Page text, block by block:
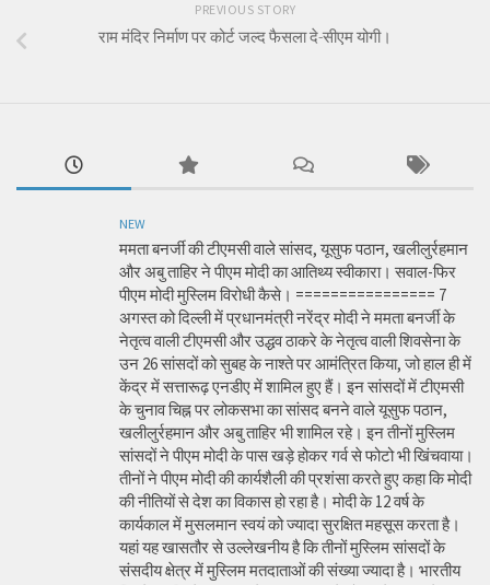
PREVIOUS STORY
राम मंदिर निर्माण पर कोर्ट जल्द फैसला दे-सीएम योगी।
NEW
ममता बनर्जी की टीएमसी वाले सांसद, यूसुफ पठान, खलीलुर्रहमान
और अबु ताहिर ने पीएम मोदी का आतिथ्य स्वीकारा। सवाल-फिर
पीएम मोदी मुस्लिम विरोधी कैसे। ================ 7
अगस्त को दिल्ली में प्रधानमंत्री नरेंद्र मोदी ने ममता बनर्जी के
नेतृत्व वाली टीएमसी और उद्धव ठाकरे के नेतृत्व वाली शिवसेना के
उन 26 सांसदों को सुबह के नाश्ते पर आमंत्रित किया, जो हाल ही में
केंद्र में सत्तारूढ़ एनडीए में शामिल हुए हैं। इन सांसदों में टीएमसी
के चुनाव चिह्न पर लोकसभा का सांसद बनने वाले यूसुफ पठान,
खलीलुर्रहमान और अबु ताहिर भी शामिल रहे। इन तीनों मुस्लिम
सांसदों ने पीएम मोदी के पास खड़े होकर गर्व से फोटो भी खिंचवाया।
तीनों ने पीएम मोदी की कार्यशैली की प्रशंसा करते हुए कहा कि मोदी
की नीतियों से देश का विकास हो रहा है। मोदी के 12 वर्ष के
कार्यकाल में मुसलमान स्वयं को ज्यादा सुरक्षित महसूस करता है।
यहां यह खासतौर से उल्लेखनीय है कि तीनों मुस्लिम सांसदों के
संसदीय क्षेत्र में मुस्लिम मतदाताओं की संख्या ज्यादा है। भारतीय